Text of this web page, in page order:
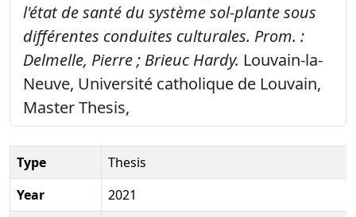
l'état de santé du système sol-plante sous
différentes conduites culturales. Prom. :
Delmelle, Pierre ; Brieuc Hardy. Louvain-la-
Neuve, Université catholique de Louvain,
Master Thesis,
Type
Thesis
Year
2021